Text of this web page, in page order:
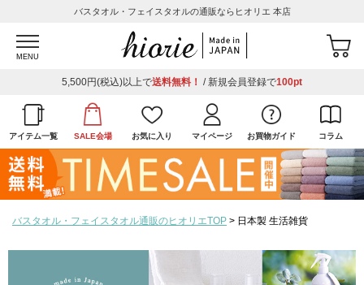
バスタオル・フェイスタオルの通販ならヒオリエ 本店
MENU
5,500円(税込)以上で送料無料！ / 新規会員登録で100pt
アイテム一覧 SALE会場 お気に入り マイページ お買物ガイド コラム
バスタオル・フェイスタオル通販のヒオリエTOP 日本製 生活雑貨